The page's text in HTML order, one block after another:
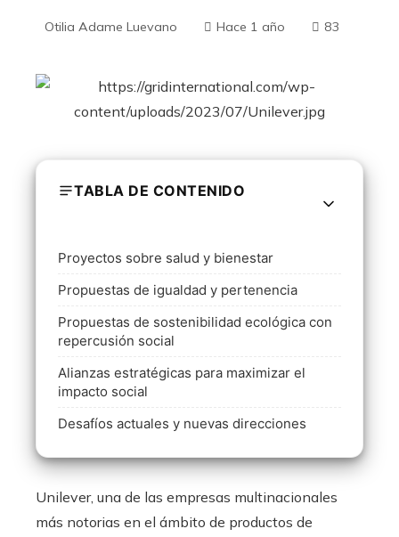
Otilia Adame Luevano Hace 1 año 83
TABLA DE CONTENIDO
Proyectos sobre salud y bienestar
Propuestas de igualdad y pertenencia
Propuestas de sostenibilidad ecológica con
repercusión social
Alianzas estratégicas para maximizar el
impacto social
Desafíos actuales y nuevas direcciones
Unilever, una de las empresas multinacionales
más notorias en el ámbito de productos de